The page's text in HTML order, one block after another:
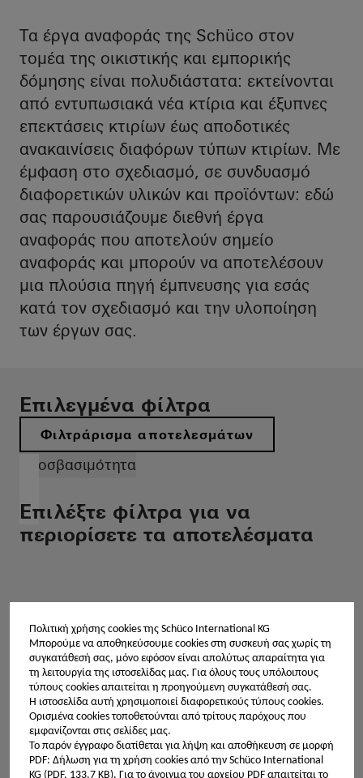
Τα έργα αναφοράς της Schüco στον
τομέα της οικιστικής και εμπορικής
δόμησης είναι πολυδιάστατα: εκτείνονται
από εντυπωσιακά νέα κτίρια και έξυπνες
επεκτάσεις κτιρίων έως αποδοτικές
ανακαινίσεις διαφόρων τύπων κτιρίων. Με
έμφαση στο σχεδιασμό, σε συνδυασμό
διαφορετικών υλικών και προϊόντων: εδώ
σας παρουσιάζουμε διεθνή έργα
αναφοράς που αποτελούν σημείο
αναφοράς και μπορούν να αποτελέσουν
μια πλούσια πηγή έμπνευσης για εσάς
κατά τον σχεδιασμό και την υλοποίηση
των έργων σας.
Επιλεγμένα φίλτρα
Φιλτράρισμα αποτελεσμάτων
Προσβασιμότητα
Επιλέξτε φίλτρα για να
περιορίσετε τα αποτελέσματα
Εμφάνιση 14 αναφορών
Χαρακτηριστικό
ΑπανθρακοποίησηCradle-to-Cradle
ΠροσβασιμότηταΝεόδμητοΑνακατασκευή
Ανακαίνηση κτηρίουΕνεργειακή απόδοση
Πολιτική χρήσης cookies της Schüco International KG
Μπορούμε να αποθηκεύσουμε cookies στη συσκευή σας χωρίς τη
συγκατάθεσή σας, μόνο εφόσον είναι απολύτως απαραίτητα για
τη λειτουργία της ιστοσελίδας μας. Για όλους τους υπόλοιπους
τύπους cookies απαιτείται η προηγούμενη συγκατάθεσή σας.
Η ιστοσελίδα αυτή χρησιμοποιεί διαφορετικούς τύπους cookies.
Ορισμένα cookies τοποθετούνται από τρίτους παρόχους που
εμφανίζονται στις σελίδες μας.
Το παρόν έγγραφο διατίθεται για λήψη και αποθήκευση σε μορφή
PDF: Δήλωση για τη χρήση cookies από την Schüco International
KG (PDF, 133,7 KB). Για το άνοιγμα του αρχείου PDF απαιτείται το